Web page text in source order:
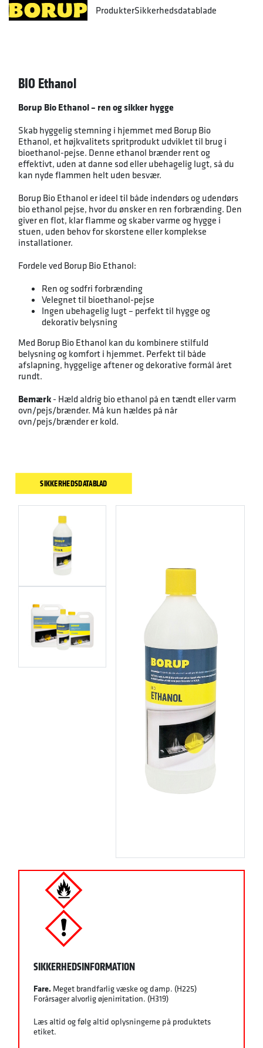
ProdukterSikkerhedsdatablade
BIO Ethanol
Borup Bio Ethanol – ren og sikker hygge
Skab hyggelig stemning i hjemmet med Borup Bio
Ethanol, et højkvalitets spritprodukt udviklet til brug i
bioethanol-pejse. Denne ethanol brænder rent og
effektivt, uden at danne sod eller ubehagelig lugt, så du
kan nyde flammen helt uden besvær.
Borup Bio Ethanol er ideel til både indendørs og udendørs
bio ethanol pejse, hvor du ønsker en ren forbrænding. Den
giver en flot, klar flamme og skaber varme og hygge i
stuen, uden behov for skorstene eller komplekse
installationer.
Fordele ved Borup Bio Ethanol:
Ren og sodfri forbrænding
Velegnet til bioethanol-pejse
Ingen ubehagelig lugt – perfekt til hygge og
dekorativ belysning
Med Borup Bio Ethanol kan du kombinere stilfuld
belysning og komfort i hjemmet. Perfekt til både
afslapning, hyggelige aftener og dekorative formål året
rundt.
Bemærk - Hæld aldrig bio ethanol på en tændt eller varm
ovn/pejs/brænder. Må kun hældes på når
ovn/pejs/brænder er kold.
SIKKERHEDSDATABLAD
SIKKERHEDSINFORMATION
Fare. Meget brandfarlig væske og damp. (H225)
Forårsager alvorlig øjenirritation. (H319)
Læs altid og følg altid oplysningerne på produktets
etiket.